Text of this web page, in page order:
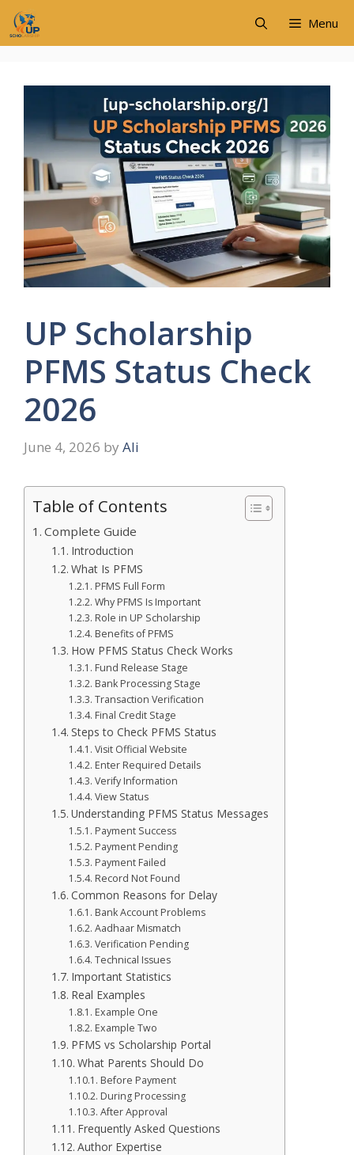
Skip
content
Menu
UP Scholarship
PFMS Status Check
2026
June 4, 2026 by Ali
Table of Contents
Complete Guide
Introduction
What Is PFMS
PFMS Full Form
Why PFMS Is Important
Role in UP Scholarship
Benefits of PFMS
How PFMS Status Check Works
Fund Release Stage
Bank Processing Stage
Transaction Verification
Final Credit Stage
Steps to Check PFMS Status
Visit Official Website
Enter Required Details
Verify Information
View Status
Understanding PFMS Status Messages
Payment Success
Payment Pending
Payment Failed
Record Not Found
Common Reasons for Delay
Bank Account Problems
Aadhaar Mismatch
Verification Pending
Technical Issues
Important Statistics
Real Examples
Example One
Example Two
PFMS vs Scholarship Portal
What Parents Should Do
Before Payment
During Processing
After Approval
Frequently Asked Questions
Author Expertise